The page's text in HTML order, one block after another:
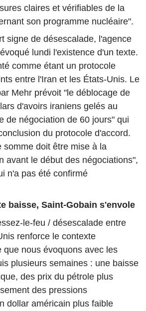
claires et vérifiables de la
son programme nucléaire".
signe de désescalade, l'agence
lundi l'existence d'un texte.
comme étant un protocole
entre l'Iran et les États-Unis. Le
Mehr prévoit "le déblocage de
d'avoirs iraniens gelés au
de négociation de 60 jours" qui
du protocole d'accord.
somme doit être mise à la
avant le début des négociations",
n'a pas été confirmé
baisse, Saint-Gobain s'envole
le-feu / désescalade entre
renforce le contexte
que nous évoquons avec les
plusieurs semaines : une baisse
des prix du pétrole plus
des pressions
dollar américain plus faible